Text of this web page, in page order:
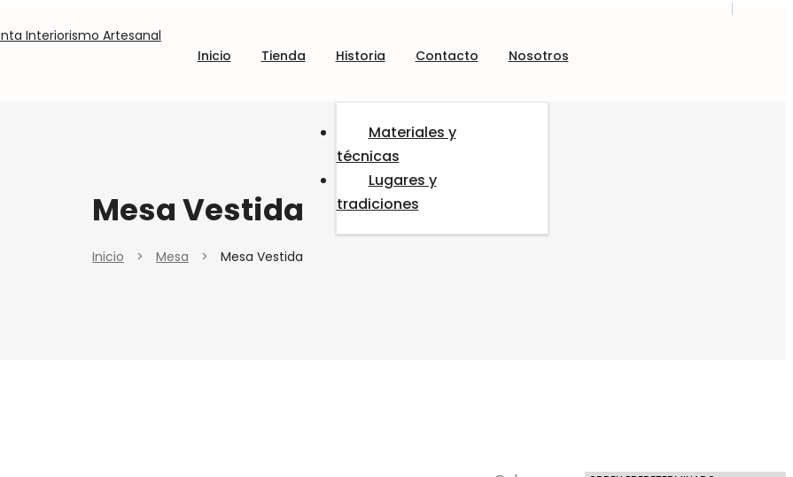
Inicio
Tienda Historia
Materiales y
técnicas
Lugares y
tradiciones
Contacto Nosotros
Mesa Vestida
Inicio > Mesa > Mesa Vestida